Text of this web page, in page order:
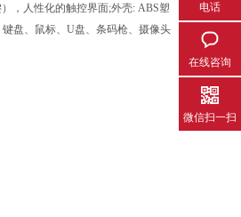
，人性化的触控界面;外壳: ABS塑
盘、鼠标、U盘、条码枪、摄像头
电话
在线咨询
微信扫一扫